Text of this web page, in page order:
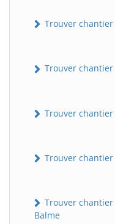
Trouver
Trouver
Trouver chantier
Trouver
Trouver
Balme